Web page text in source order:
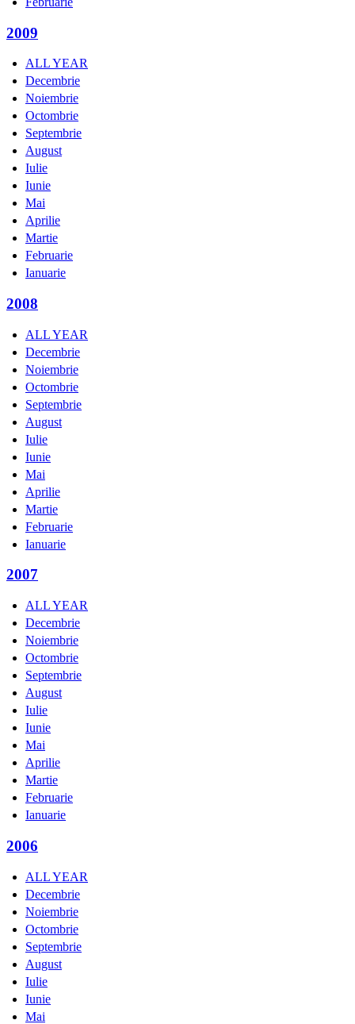
2009
ALL YEAR
Decembrie
Noiembrie
Octombrie
Septembrie
August
Iulie
Iunie
Mai
Aprilie
Martie
Februarie
Ianuarie
2008
ALL YEAR
Decembrie
Noiembrie
Octombrie
Septembrie
August
Iulie
Iunie
Mai
Aprilie
Martie
Februarie
Ianuarie
2007
ALL YEAR
Decembrie
Noiembrie
Octombrie
Septembrie
August
Iulie
Iunie
Mai
Aprilie
Martie
Februarie
Ianuarie
2006
ALL YEAR
Decembrie
Noiembrie
Octombrie
Septembrie
August
Iulie
Iunie
Mai